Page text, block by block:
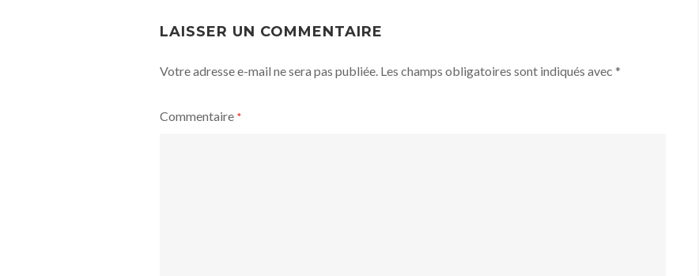
NAVIGATION
LAISSER UN COMMENTAIRE
Votre adresse e-mail ne sera pas publiée. Les champs obligatoires sont indiqués avec *
Commentaire *